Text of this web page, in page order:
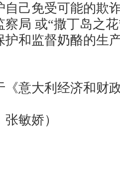
自己免受可能的欺
察局 或“撒丁岛之
护和监督奶酪的生
大利经济和财政
敏娇）